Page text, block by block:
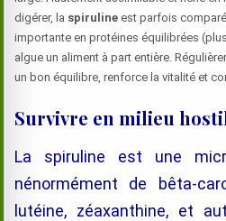
digérer, la spiruline est parfois
importante en protéines équilibrées
algue un aliment à part entière.
un bon équilibre, renforce la vitalité et
Survivre en milieu
La spiruline est une
nénormément de bêta-
lutéine, zéaxanthine, et